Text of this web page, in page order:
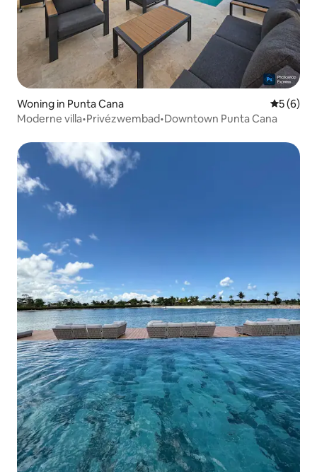
Woning in Punta Cana
5 (6)
Moderne villa•Privézwembad•Downtown Punta Cana